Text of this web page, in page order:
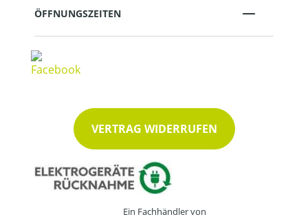
ÖFFNUNGSZEITEN
VERTRAG WIDERRUFEN
Ein Fachhändler von